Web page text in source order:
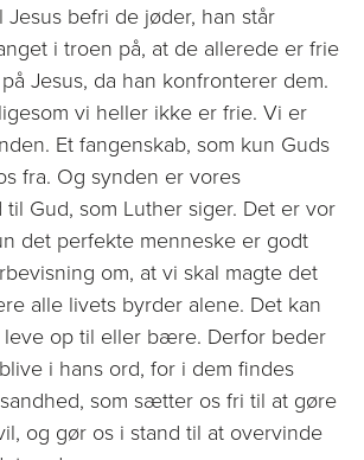
befri de jøder, han står
i troen på, at de allerede er frie
Jesus, da han konfronterer dem.
vi heller ikke er frie. Vi er
Et fangenskab, som kun Guds
fra. Og synden er vores
Gud, som Luther siger. Det er vor
det perfekte menneske er godt
om, at vi skal magte det
alle livets byrder alene. Det kan
op til eller bære. Derfor beder
i hans ord, for i dem findes
som sætter os fri til at gøre
og gør os i stand til at overvinde